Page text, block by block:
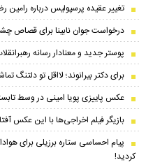
تغییر عقیده پرسپولیس درباره رامین
درخواست جوان نابینا برای قصاص
پوستر جدید و معنادار رسانه
برای دکتر بیرانوند؛ لااقل تو دلتنگ
عکس پاییزی پویا امینی در وسط
بازیگر فیلم اخراجی‌ها با این عکس
کردید!